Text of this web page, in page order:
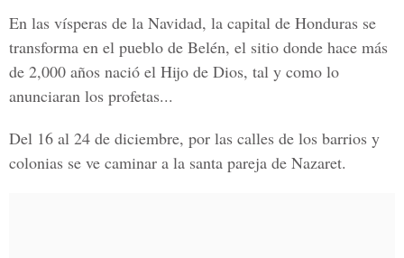
En las vísperas de la Navidad, la capital de Honduras se
transforma en el pueblo de Belén, el sitio donde hace más
de 2,000 años nació el Hijo de Dios, tal y como lo
anunciaran los profetas...
Del 16 al 24 de diciembre, por las calles de los barrios y
colonias se ve caminar a la santa pareja de Nazaret.